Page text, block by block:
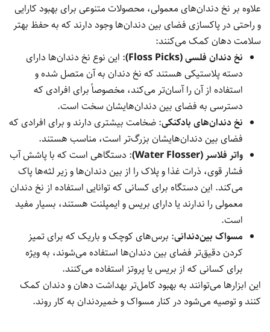
علاوه بر نخ دندان‌های معمولی، محصولات متنوعی برای بهبود کارایی
و راحتی در پاکسازی فضای بین دندان‌ها وجود دارند که به حفظ بهتر
سلامت دهان کمک می‌کنند:
نخ دندان فلسی (Floss Picks)
: این نوع نخ دندان‌ها دارای
دسته پلاستیکی هستند که نخ دندان به آن متصل شده و
استفاده از آن را آسان‌تر می‌کند، مخصوصاً برای افرادی که
دسترسی به فضای بین دندان‌هایشان سخت است.
نخ دندان‌های بادکنکی: ضخامت بیشتری دارند و برای افرادی که
فضای بین دندان‌هایشان بزرگ‌تر است، مناسب هستند.
واتر فلاسر (Water Flosser)
: دستگاهی است که با پاشش آب
فشار قوی، ذرات غذا و پلاک را از بین دندان‌ها و زیر لثه‌ها پاک
می‌کند. این دستگاه برای کسانی که توانایی استفاده از نخ دندان
معمولی را ندارند یا دارای بریس و ایمپلنت هستند، بسیار مفید
است.
مسواک بین‌دندانی: برس‌های کوچک و باریک که برای تمیز
کردن دقیق‌تر فضای بین دندان‌ها استفاده می‌شوند، به ویژه
برای کسانی که از بریس یا پروتز استفاده می‌کنند.
این ابزارها می‌توانند به بهبود کامل‌تر بهداشت دهان و دندان کمک
کنند و توصیه می‌شود در کنار مسواک و خمیردندان به کار روند.